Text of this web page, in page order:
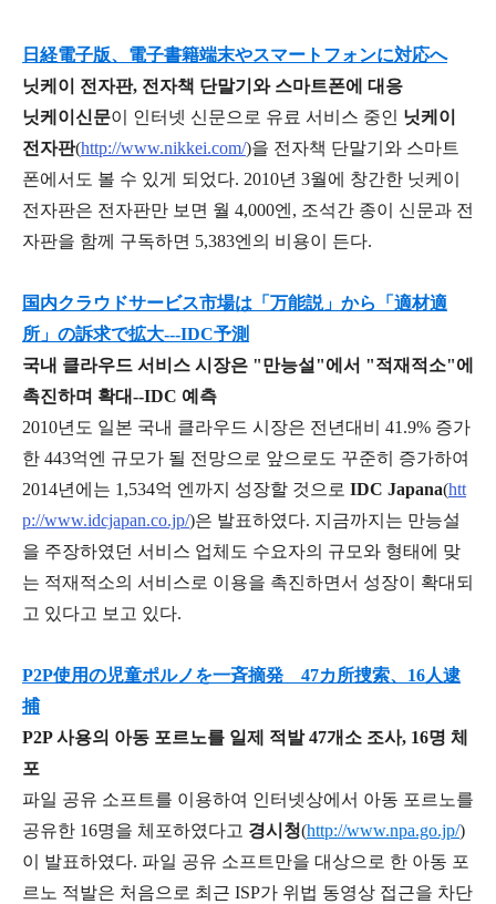
日経電子版、電子書籍端末やスマートフォンに対応へ
닛케이 전자판, 전자책 단말기와 스마트폰에 대응
닛케이신문이 인터넷 신문으로 유료 서비스 중인 닛케이
전자판(http://www.nikkei.com/)을 전자책 단말기와 스마트
폰에서도 볼 수 있게 되었다. 2010년 3월에 창간한 닛케이
전자판은 전자판만 보면 월 4,000엔, 조석간 종이 신문과 전
자판을 함께 구독하면 5,383엔의 비용이 든다.
国内クラウドサービス市場は「万能説」から「適材適
所」の訴求で拡大---IDC予測
국내 클라우드 서비스 시장은 "만능설"에서 "적재적소"에
촉진하며 확대--IDC 예측
2010년도 일본 국내 클라우드 시장은 전년대비 41.9% 증가
한 443억엔 규모가 될 전망으로 앞으로도 꾸준히 증가하여
2014년에는 1,534억 엔까지 성장할 것으로 IDC Japana(htt
p://www.idcjapan.co.jp/)은 발표하였다. 지금까지는 만능설
을 주장하였던 서비스 업체도 수요자의 규모와 형태에 맞
는 적재적소의 서비스로 이용을 촉진하면서 성장이 확대되
고 있다고 보고 있다.
P2P使用の児童ポルノを一斉摘発 47カ所捜索、16人逮
捕
P2P 사용의 아동 포르노를 일제 적발 47개소 조사, 16명 체
포
파일 공유 소프트를 이용하여 인터넷상에서 아동 포르노를
공유한 16명을 체포하였다고 경시청(http://www.npa.go.jp/)
이 발표하였다. 파일 공유 소프트만을 대상으로 한 아동 포
르노 적발은 처음으로 최근 ISP가 위법 동영상 접근을 차단